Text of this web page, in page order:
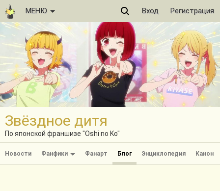
МЕНЮ Вход Регистрация
Звёздное дитя
По японской франшизе "Oshi no Ko"
Новости Фанфики Фанарт Блог Энциклопедия Канон